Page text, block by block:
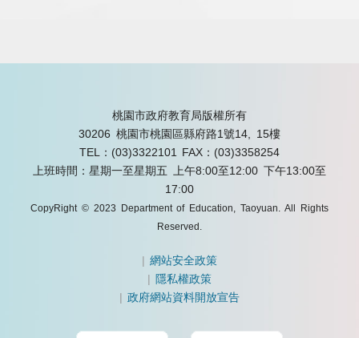
桃園市政府教育局版權所有
30206 桃園市桃園區縣府路1號14, 15樓
TEL：(03)3322101 FAX：(03)3358254
上班時間：星期一至星期五 上午8:00至12:00 下午13:00至
17:00
CopyRight © 2023 Department of Education, Taoyuan. All Rights
Reserved.
|網站安全政策
| 隱私權政策
|政府網站資料開放宣告